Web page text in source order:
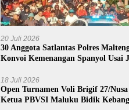
20 Juli 2026
30 Anggota Satlantas Polres
Konvoi Kemenangan Spanyol Usai
18 Juli 2026
Open Turnamen Voli Brigif 27/
Ketua PBVSI Maluku Bidik